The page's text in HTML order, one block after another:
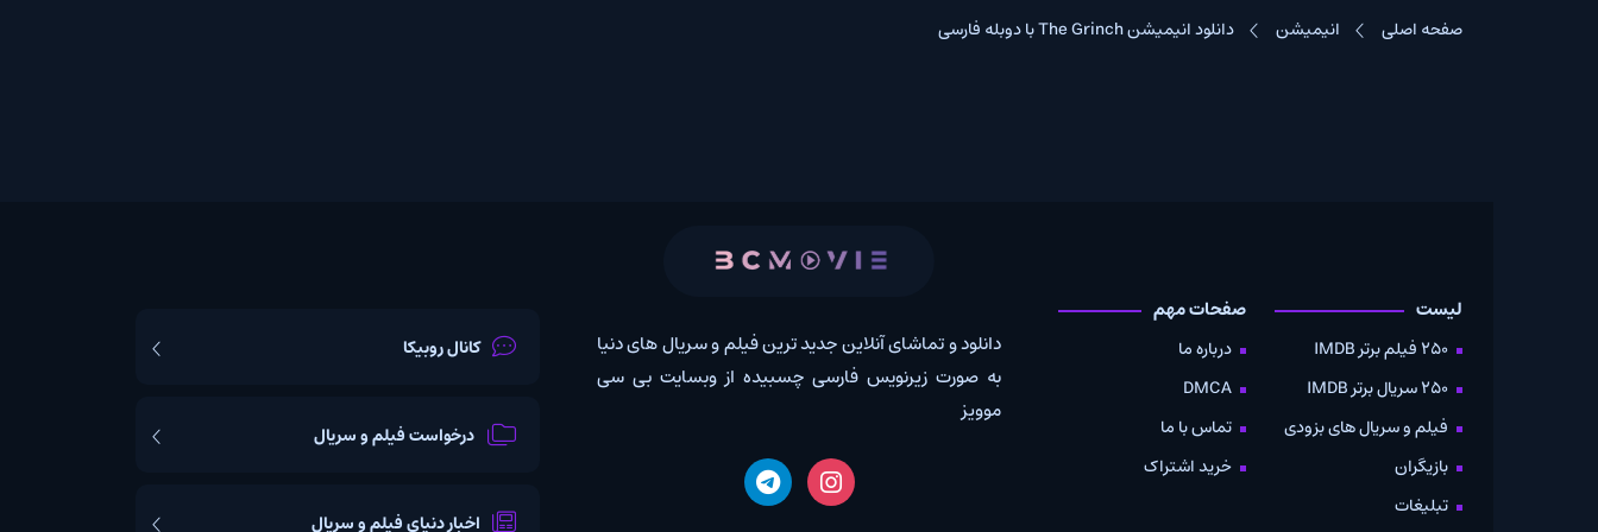
انیمیشن دانلود انیمیشن The Grinch با دوبله فارسی
فیلم و سریال های بزودی
صفحات مهم
درباره ما
DMCA
تماس با ما
دانلود و تماشای آنلاین جدید ترین فیلم و سریال های دنیا
به صورت زیرنویس فارسی چسبیده از وبسایت بی سی
کانال روبیکا
درخواست فیلم و سریال
اخبار دنیای فیلم و سریال